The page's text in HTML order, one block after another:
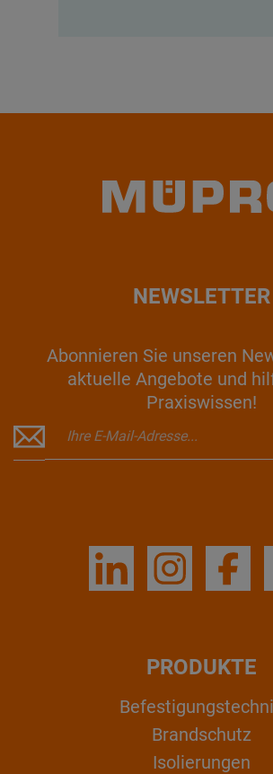
NEWSLETTER
Abonnieren Sie unseren
aktuelle Angebote und
Praxiswissen!
PRODUKTE
Brandschutz
Isolierungen